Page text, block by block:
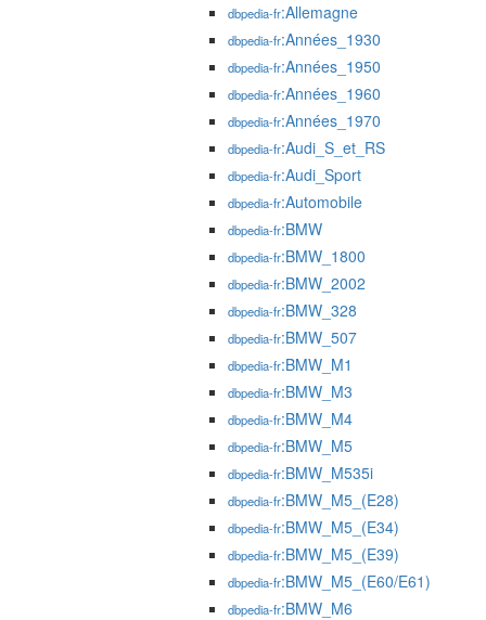
dbpedia-fr:Allemagne
dbpedia-fr:Années_1930
dbpedia-fr:Années_1950
dbpedia-fr:Années_1960
dbpedia-fr:Années_1970
dbpedia-fr:Audi_S_et_RS
dbpedia-fr:Audi_Sport
dbpedia-fr:Automobile
dbpedia-fr:BMW
dbpedia-fr:BMW_1800
dbpedia-fr:BMW_2002
dbpedia-fr:BMW_328
dbpedia-fr:BMW_507
dbpedia-fr:BMW_M1
dbpedia-fr:BMW_M3
dbpedia-fr:BMW_M4
dbpedia-fr:BMW_M5
dbpedia-fr:BMW_M535i
dbpedia-fr:BMW_M5_(E28)
dbpedia-fr:BMW_M5_(E34)
dbpedia-fr:BMW_M5_(E39)
dbpedia-fr:BMW_M5_(E60/E61)
dbpedia-fr:BMW_M6